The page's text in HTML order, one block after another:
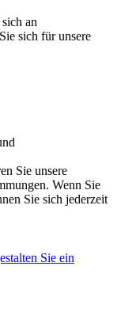
an
sich für unsere
Sie unsere
Wenn Sie
Sie sich jederzeit
Sie ein